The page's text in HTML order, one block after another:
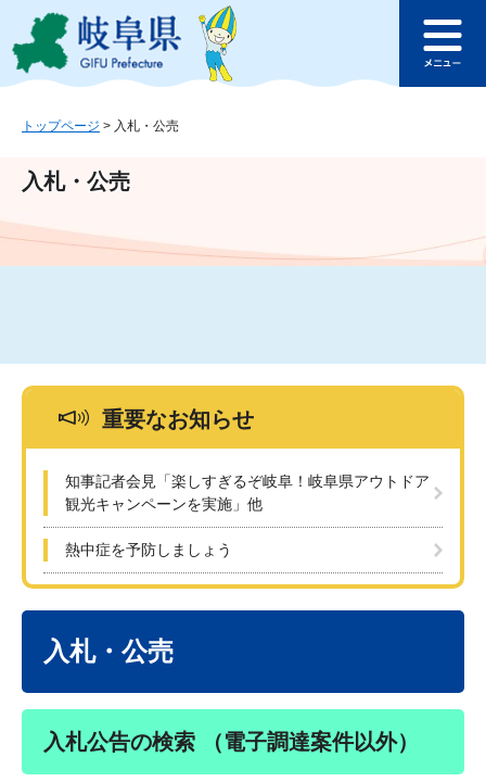
ジ
ュ
文
このページの本文へ
ュ
トップページ > 入札・公売
入札・公売
重要なお知らせ
知事記者会見「楽しすぎるぞ岐阜！岐阜県アウトドア
観光キャンペーンを実施」他
熱中症を予防しましょう
入札・公売
入札公告の検索 （電子調達案件以外）